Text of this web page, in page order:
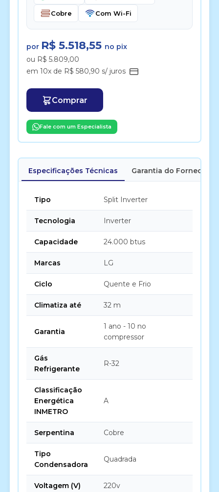
Cobre Com Wi-Fi
por R$ 5.518,55 no pix
ou R$ 5.809,00
em 10x de R$ 580,90 s/ juros
Comprar
Fale com um Especialista
Especificações Técnicas Garantia do Fornecedor
Tipo Split Inverter
Tecnologia Inverter
Capacidade 24.000 btus
Marcas LG
Ciclo Quente e Frio
Climatiza até 32 m
Garantia
1 ano - 10 no
compressor
Gás
Refrigerante
R-32
Classificação
Energética
INMETRO
A
Serpentina Cobre
Tipo
Condensadora
Quadrada
Voltagem (V) 220v